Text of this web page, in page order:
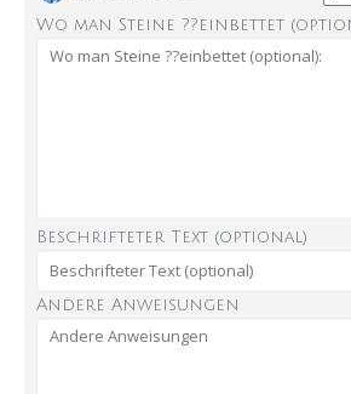
Wo man Steine ??einbettet
Beschrifteter Text (optional)
Andere Anweisungen